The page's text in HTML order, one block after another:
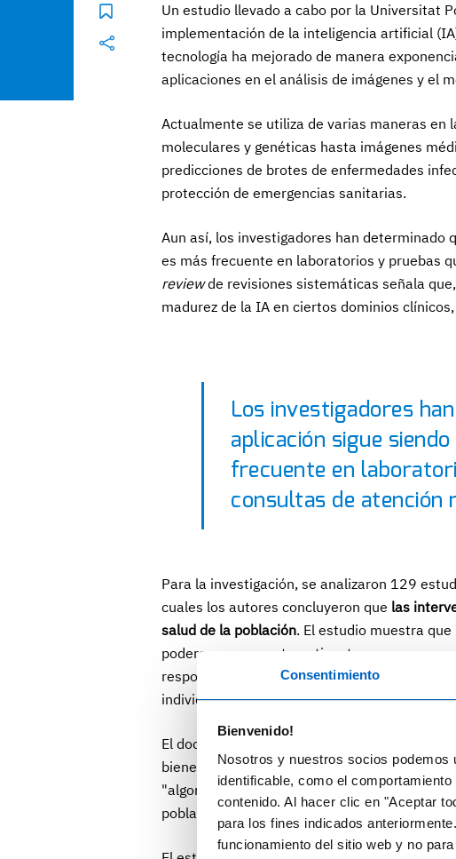
Consentimiento
Bienvenido!
Nosotros y nuestros socios
identificable, como el
contenido. Al hacer clic en "Aceptar
para los fines indicados
funcionamiento del sitio web y no
Un estudio llevado a cabo por la Universitat
implementación de la inteligencia artificial
tecnología ha mejorado de manera
aplicaciones en el análisis de imágenes y el
Actualmente se utiliza de varias maneras en
moleculares y genéticas hasta imágenes
predicciones de brotes de enfermedades
protección de emergencias sanitarias.
Aun así, los investigadores han determinado
es más frecuente en laboratorios y pruebas
reviewde revisiones sistemáticas señala
madurez de la IA en ciertos dominios
Los investigadores
aplicación sigue
frecuente en
consultas de atención
Para la investigación, se analizaron 129
cuales los autores concluyeron que las
salud de la población. El estudio muestra
poderosas para automatizar tareas y apoyar
responsables políticos sobre las estrategias
individual y de población.
El documento destaca que el uso de datos
bienestar de las personas. Para ello, estos
"algoritmos de aprendizaje automático en la
población con el uso de big data y nuevas